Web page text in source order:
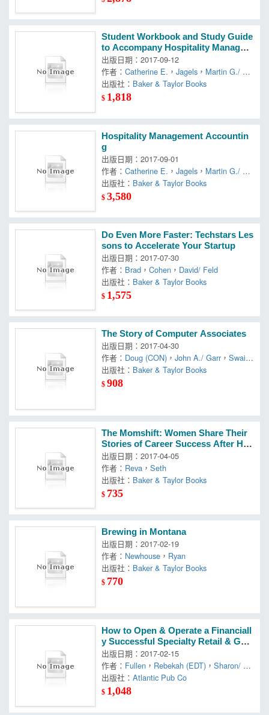
Student Workbook and Study Guide
to Accompany Hospitality Managem
ent Accounting, 10e
出版日期：2017-09-12
作者：Catherine E. ，Jagels ， Martin G./ Ra
lston
出版社： Baker & Taylor Books
$ 1,818
Hospitality Management Accountin
g
出版日期：2017-09-01
作者：Catherine E. ，Jagels ， Martin G./ Ra
lston
出版社： Baker & Taylor Books
$3,580
Do Even More Faster: Techstars Les
sons to Accelerate Your Startup
出版日期：2017-07-30
作者： Brad ，Cohen ， David/ Feld
出版社： Baker & Taylor Books
$ 1,575
The Story of Computer Associates
出版日期：2017-04-30
作者： Doug (CON) ，John A./ Garr ，Swains
on
出版社： Baker & Taylor Books
$908
The Momshift: Women Share Their
Stories of Career Success After Hav
ing Children
出版日期：2017-04-05
作者： Reva ，Seth
出版社： Baker & Taylor Books
$ 735
Brewing in Montana
出版日期：2017-02-19
作者： Newhouse ， Ryan
出版社： Baker & Taylor Books
$ 770
How to Open & Operate a Financiall
y Successful Specialty Retail & Gou
rmet Foods Shop
出版日期：2017-02-15
作者： Fullen ， Rebekah (EDT) ，Sharon/ Sl
onim
出版社：Atlantic Pub Co
$ 1,048